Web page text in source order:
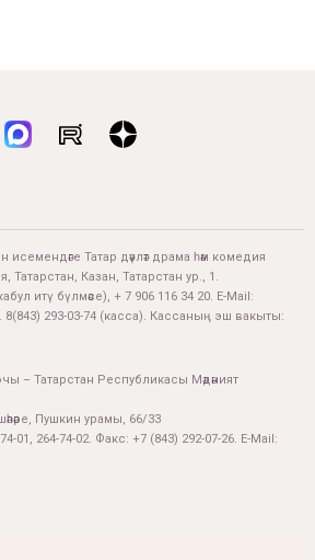
исемендәге Татар дәүләт драма һәм комедия
Татарстан, Казан, Татарстан ур., 1.
итү бүлмәсе), + 7 906 116 34 20. E-Mail:
. 8(843) 293-03-74 (касса). Кассаның эш вакыты:
– Татарстан Республикасы Мәдәният
Пушкин урамы, 66/33
01, 264-74-02. Факс: +7 (843) 292-07-26. E-Mail: